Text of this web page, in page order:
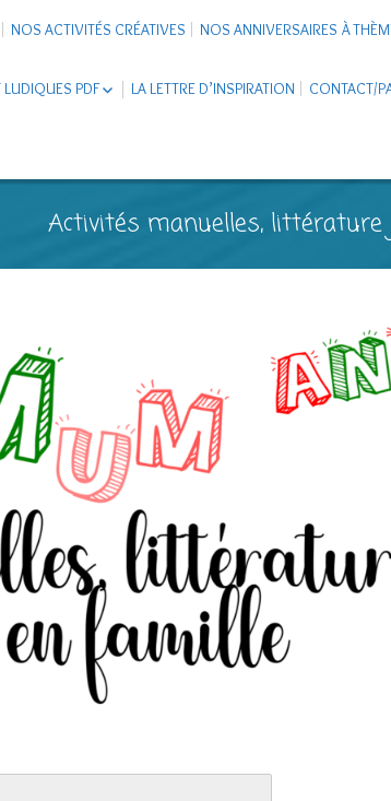
NOS ACTIVITÉS CRÉATIVES NOS ANNIVERSAIRES À
PDF LA LETTRE D’INSPIRATION CONTACT/
Activités manuelles,